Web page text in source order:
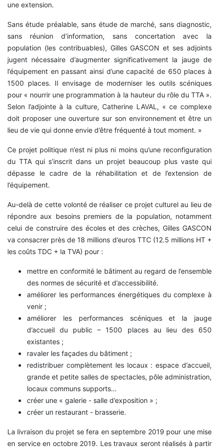
une extension.
Sans étude préalable, sans étude de marché, sans diagnostic,
sans réunion d’information, sans concertation avec la
population (les contribuables), Gilles GASCON et ses adjoints
jugent nécessaire d’augmenter significativement la jauge de
l’équipement en passant ainsi d’une capacité de 650 places à
1500 places. Il envisage de moderniser les outils scéniques
pour « nourrir une programmation à la hauteur du rôle du TTA ».
Selon l’adjointe à la culture, Catherine LAVAL, « ce complexe
doit proposer une ouverture sur son environnement et être un
lieu de vie qui donne envie d’être fréquenté à tout moment. »
Ce projet politique n’est ni plus ni moins qu’une reconfiguration
du TTA qui s’inscrit dans un projet beaucoup plus vaste qui
dépasse le cadre de la réhabilitation et de l’extension de
l’équipement.
Au-delà de cette volonté de réaliser ce projet culturel au lieu de
répondre aux besoins premiers de la population, notamment
celui de construire des écoles et des crèches, Gilles GASCON
va consacrer près de 18 millions d’euros TTC (12.5 millions HT +
les coûts TDC + la TVA) pour :
mettre en conformité le bâtiment au regard de l’ensemble
des normes de sécurité et d’accessibilité.
améliorer les performances énergétiques du complexe à
venir ;
améliorer les performances scéniques et la jauge
d’accueil du public – 1500 places au lieu des 650
existantes ;
ravaler les façades du bâtiment ;
redistribuer complètement les locaux : espace d’accueil,
grande et petite salles de spectacles, pôle administration,
locaux communs supports…
créer une « galerie - salle d’exposition » ;
créer un restaurant - brasserie.
La livraison du projet se fera en septembre 2019 pour une mise
en service en octobre 2019. Les travaux seront réalisés à partir